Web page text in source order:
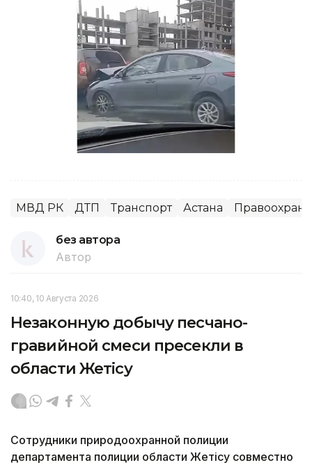
МВД РК ДТП Транспорт Астана
без автора
Автор
10:40, 10 Августа 2026
Незаконную добычу песчано-
гравийной смеси пресекли в
области Жетісу
Сотрудники природоохранной полиции
департамента полиции области Жетісу совместно